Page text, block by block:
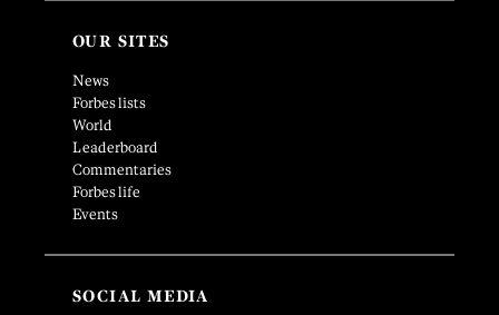
OUR SITES
News
Forbes lists
World
Leaderboard
Commentaries
Forbes life
Events
SOCIAL MEDIA